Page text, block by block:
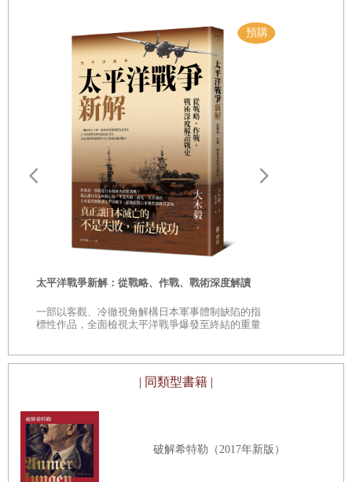
第十七章 內憂外患
第十八章 大騙局
【第六部分】僵局，二○一七至二○二一年
第十九章 川普登場
第二十章 毒梟大國
第二十一章 與塔利班對談
參考書目
的打算，我好像也沒有理由這麼做。要讓自己免於落入一定
得撒謊的境地，方法有很多。我就是不說謊。」
接著倫斯斐被問及國防部的其他官員是否也抱持相同態度，
他頓了頓，露出一抹微笑。
「你是在開玩笑吧，」他說。
五角大廈的記者群都笑了。倫斯斐就是這樣：機伶、堅強、
不必事先備好講稿、總能令人卸下防備。他曾是普林斯頓大
學的明星摔角選手，總是不缺脫身的妙計。
十二天後，二○○一年十月七日，美軍開始轟炸阿富汗，沒人
料得到這場戰爭會演變成美國史上最曠日持久的戰爭，比第
一次世界大戰、第二次世界大戰和越戰的總和都還要持久。
與越戰或二○○三年於伊拉克爆發的戰爭不同，對阿富汗採取
軍事行動的決策幾乎獲得一致的公眾支持。美國民眾對蓋達
組織毀滅性的恐怖攻擊感到震驚又憤怒，他們希望領導者能
夠保家衛國，展現出與當年反擊日軍轟炸珍珠港相同的決
希政府向蓋達組織或任何包庇蓋達組織的國家開戰。
北大西洋公約組織（NATO）也首次援引第五條，表示組織
承諾會集體捍衛任何受到攻擊的成員國。聯合國安理會一致
太平洋戰爭新解：從戰略、作戰、戰術深度解讀
一部以客觀、冷徹視角解構日本軍事體制缺陷的指
標性作品，全面檢視太平洋戰爭爆發至終結的重量
| 同類型書籍 |
破解希特勒（2017年新版）